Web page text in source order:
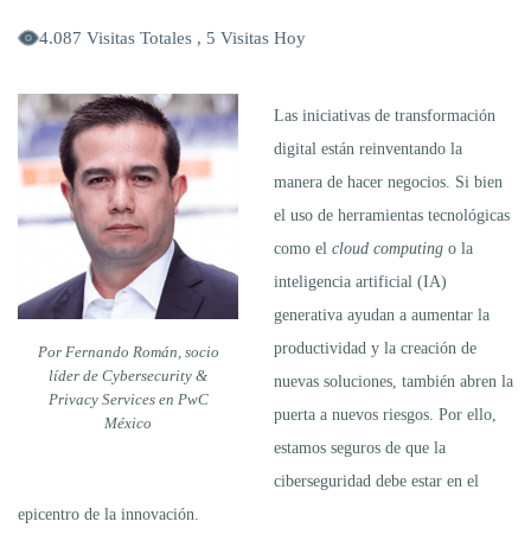
4.087 Visitas Totales , 5 Visitas Hoy
Por Fernando Román, socio
líder de Cybersecurity &
Privacy Services en PwC
México
Las iniciativas de transformación
digital están reinventando la
manera de hacer negocios. Si bien
el uso de herramientas tecnológicas
como el cloud computing o la
inteligencia artificial (IA)
generativa ayudan a aumentar la
productividad y la creación de
nuevas soluciones, también abren la
puerta a nuevos riesgos. Por ello,
estamos seguros de que la
ciberseguridad debe estar en el
epicentro de la innovación.